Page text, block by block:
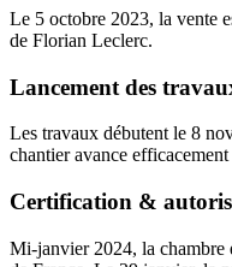
Le 5 octobre 2023, la vente
de Florian Leclerc.
Lancement des
Les travaux débutent le 8
chantier avance
Certification &
Mi-janvier 2024, la chambre